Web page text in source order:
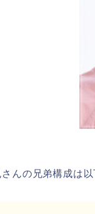
んの兄弟構成は